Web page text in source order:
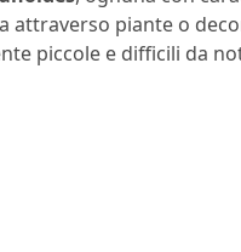
attraverso piante o
piccole e difficili da